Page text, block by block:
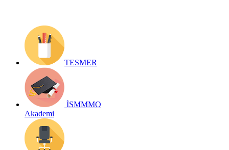
TESMER
İSMMMO
Akademi